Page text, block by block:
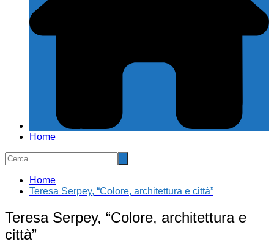
Home
Home
Teresa Serpey, “Colore, architettura e città”
Teresa Serpey, “Colore, architettura e
città”